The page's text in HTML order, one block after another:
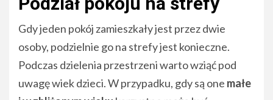
Gdy jeden pokój zamieszkały jest przez dwie
osoby, podzielnie go na strefy jest konieczne.
Podczas dzielenia przestrzeni warto wziąć pod
uwagę wiek dzieci. W przypadku, gdy są one małe